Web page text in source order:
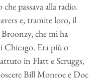
passava alla radio.
e, tramite loro, il
che mi ha
Chicago. Era più o
in Flatt e Scruggs,
Bill Monroe e Doc